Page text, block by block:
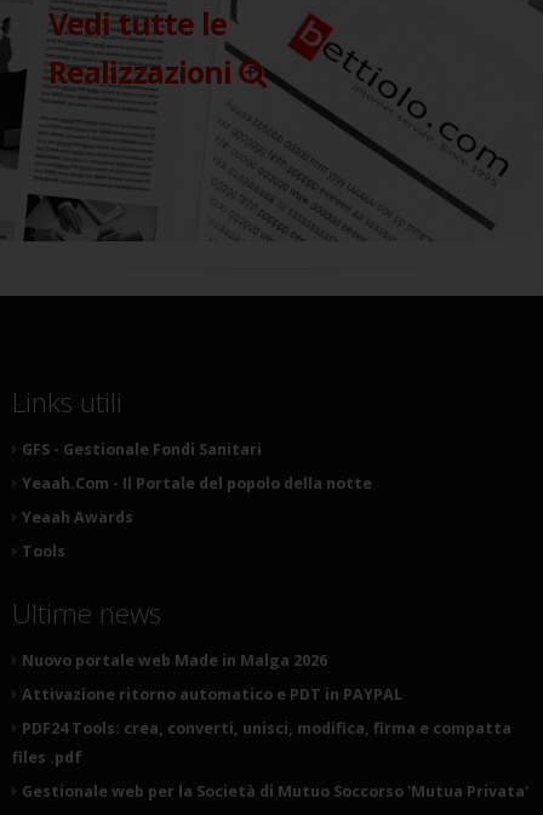
Vedi tutte le
Realizzazioni
Links utili
GFS - Gestionale Fondi Sanitari
Yeaah.Com - Il Portale del popolo della notte
Yeaah Awards
Tools
Ultime news
Nuovo portale web Made in Malga 2026
Attivazione ritorno automatico e PDT in PAYPAL
PDF24 Tools: crea, converti, unisci, modifica, firma e compatta
files .pdf
Gestionale web per la Società di Mutuo Soccorso 'Mutua Privata'